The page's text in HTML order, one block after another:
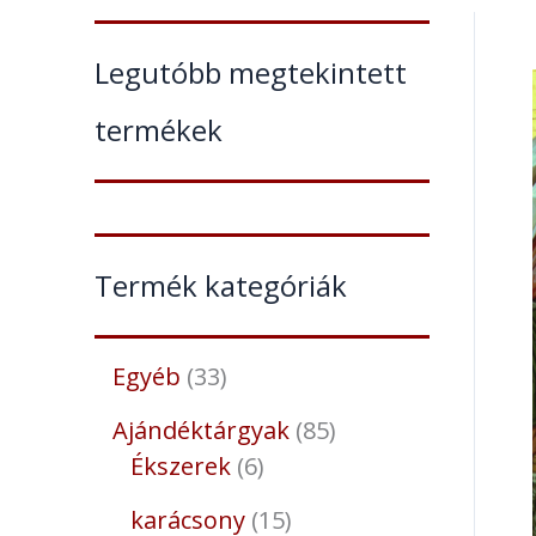
Legutóbb megtekintett
termékek
Termék kategóriák
Egyéb 33
Ajándéktárgyak 85
Ékszerek 6
karácsony 15